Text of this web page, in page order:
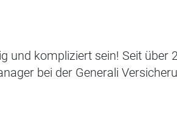
und kompliziert sein! Seit über
bei der Generali